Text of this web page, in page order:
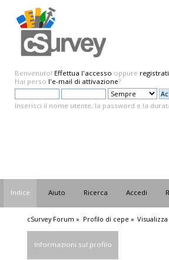
Benvenuto! Effettua l'accesso oppure registrati
Hai perso l'e-mail di attivazione?
Inserisci il nome utente, la password e la
Indice Aiuto Ricerca Accedi
cSurvey Forum » Profilo di cepe »
Informazioni sul profilo